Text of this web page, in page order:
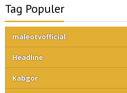
Tag Populer
maleotvofficial
Headline
Kabgor